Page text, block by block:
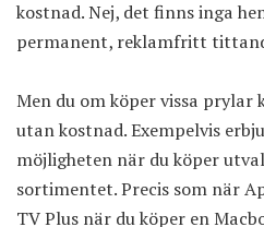
kostnad. Nej, det finns inga
permanent, reklamfritt
Men du om köper vissa prylar
utan kostnad. Exempelvis
möjligheten när du köper
sortimentet. Precis som när
TV Plus när du köper en